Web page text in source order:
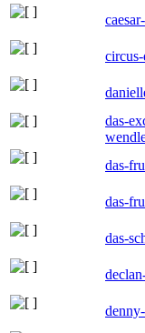
das-
das-
das-
das-